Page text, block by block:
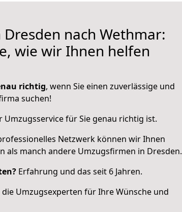
nach Wethmar:
wie wir Ihnen helfen
richtig, wenn Sie einen zuverlässige und
suchen!
Umzugsservice für Sie genau richtig ist.
Netzwerk können wir Ihnen
als manch andere Umzugsfirmen in Dresden.
Erfahrung und das seit 6 Jahren.
die Umzugsexperten für Ihre Wünsche und